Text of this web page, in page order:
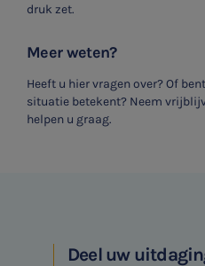
druk zet.
Meer weten?
Heeft u hier vragen over? Of
situatie betekent? Neem
helpen u graag.
Deel uw